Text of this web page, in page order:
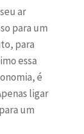
ar
para um
para
essa
é
ligar
um